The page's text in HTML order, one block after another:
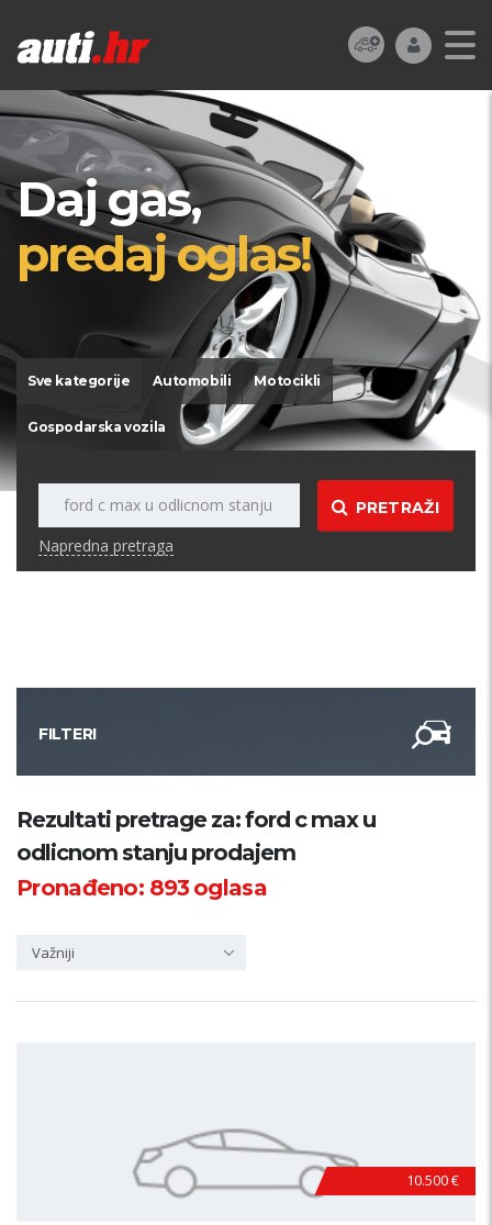
Daj gas,
predaj oglas!
Sve kategorije Automobili Motocikli
Gospodarska vozila
PRETRAŽI
Napredna pretraga
FILTERI
Kategorija
Županija
Rezultati pretrage za: ford c max u
odlicnom stanju prodajem
Pronađeno: 893oglasa
Važniji
10.500 €